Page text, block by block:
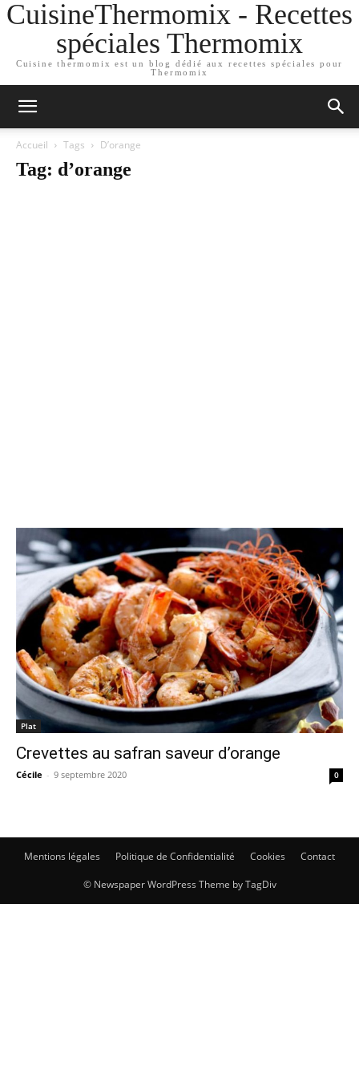
CuisineThermomix - Recettes
spéciales Thermomix
Cuisine thermomix est un blog dédié aux recettes spéciales pour
Thermomix
Accueil Tags D’orange
Tag: d’orange
Plat
Crevettes au safran saveur d’orange
Cécile - 9 septembre 2020 0
Mentions légales Politique de Confidentialité Cookies Contact
© Newspaper WordPress Theme by TagDiv